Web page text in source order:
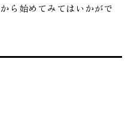
ら始めてみてはいかがで